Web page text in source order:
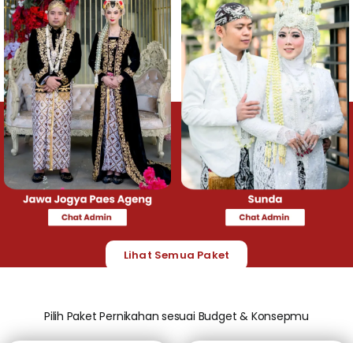
Lihat Semua Paket
Pilih Paket Pernikahan sesuai Budget & Konsepmu